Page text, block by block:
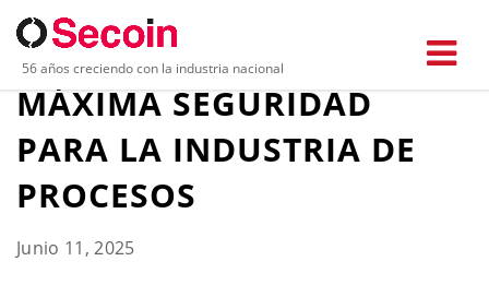
56 años creciendo con la industria nacional
VEGAPULS 6X Y SIL:
MÁXIMA SEGURIDAD
PARA LA INDUSTRIA DE
PROCESOS
Junio 11, 2025